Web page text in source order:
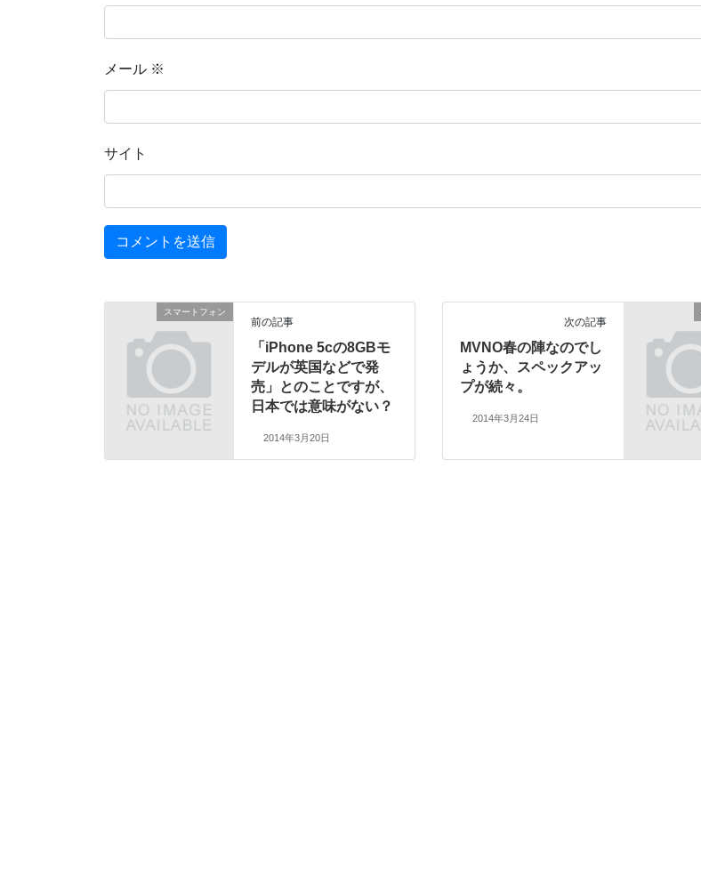
メール ※
サイト
スマートフォン
前の記事
「iPhone 5cの8GBモ
デルが英国などで発
売」とのことですが、
日本では意味がない？
2014年3月20日
次の記事
MVNO春の陣なのでし
ょうか、スペックアッ
プが続々。
2014年3月24日